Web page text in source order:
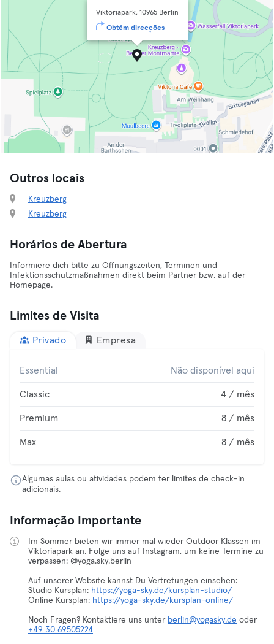
Viktoriapark, 10965 Berlin
Obtém direcções
Outros locais
Kreuzberg
Kreuzberg
Horários de Abertura
Informiere dich bitte zu Öffnungszeiten, Terminen und
Infektionsschutzmaßnahmen direkt beim Partner bzw. auf der
Homepage.
Limites de Visita
Privado Empresa
Essential Não disponível aqui
Classic 4 / mês
Premium 8 / mês
Max 8 / mês
Algumas aulas ou atividades podem ter limites de check-in
adicionais.
Informação Importante
Im Sommer bieten wir immer mal wieder Outdoor Klassen im
Viktoriapark an. Folge uns auf Instagram, um keine Termine zu
verpassen: @yoga.sky.berlin
Auf unserer Website kannst Du Vertretungen einsehen:
Studio Kursplan: https://yoga-sky.de/kursplan-studio/
Online Kursplan: https://yoga-sky.de/kursplan-online/
Noch Fragen? Kontaktiere uns unter berlin@yogasky.de oder
+49 30 69505224